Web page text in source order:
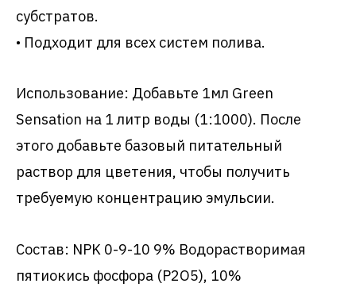
субстратов.
• Подходит для всех систем полива.
Использование: Добавьте 1мл Green
Sensation на 1 литр воды (1:1000). После
этого добавьте базовый питательный
раствор для цветения, чтобы получить
требуемую концентрацию эмульсии.
Состав: NPK 0-9-10 9% Водорастворимая
пятиокись фосфора (P2O5), 10%